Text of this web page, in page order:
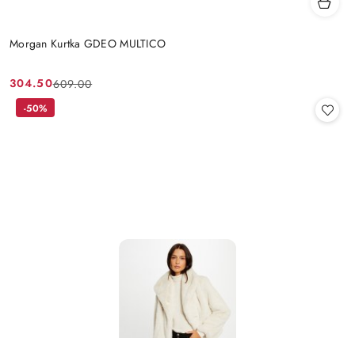
Morgan Kurtka GDEO MULTICO
Cena
promocyjna:
304.50
Cena
przed
609.00
-50%